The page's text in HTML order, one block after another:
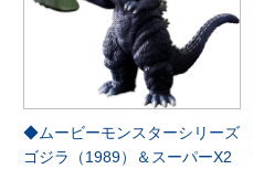
◆ムービーモンスターシリーズ
ゴジラ（1989）＆スーパーX2